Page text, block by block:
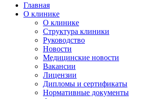
Главная
О клинике
О клинике
Структура клиники
Руководство
Новости
Медицинские новости
Вакансии
Лицензии
Дипломы и сертификаты
Нормативные документы